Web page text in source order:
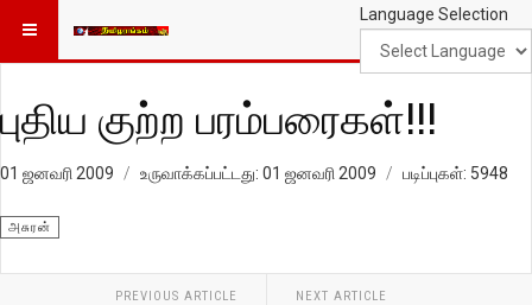
Language Selection
புதிய குற்ற பரம்பரைகள்!!!
01 ஜனவரி 2009 உருவாக்கப்பட்டது: 01 ஜனவரி 2009 படிப்புகள்: 5948
அசுரன்
PREVIOUS ARTICLE NEXT ARTICLE